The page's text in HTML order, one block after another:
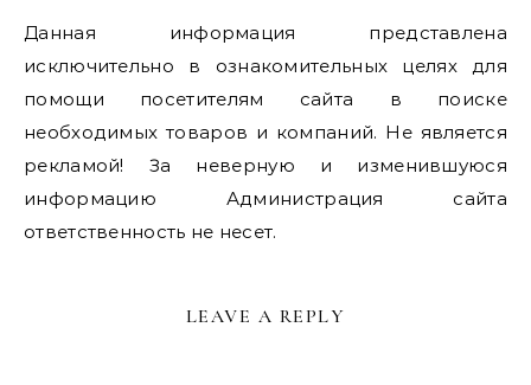
Данная информация представлена
исключительно в ознакомительных целях для
помощи посетителям сайта в поиске
необходимых товаров и компаний. Не является
рекламой! За неверную и изменившуюся
информацию Администрация сайта
ответственность не несет.
LEAVE A REPLY